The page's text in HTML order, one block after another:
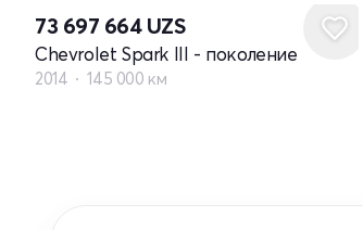
73 697 664 UZS
Chevrolet Spark III - поколение
2014 145 000 км